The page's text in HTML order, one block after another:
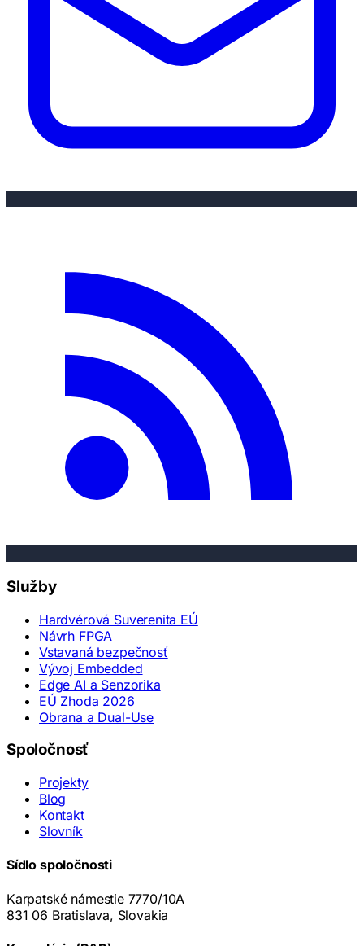
Služby
Hardvérová Suverenita EÚ
Návrh FPGA
Vstavaná bezpečnosť
Vývoj Embedded
Edge AI a Senzorika
EÚ Zhoda 2026
Obrana a Dual-Use
Spoločnosť
Projekty
Blog
Kontakt
Slovník
Sídlo spoločnosti
Karpatské námestie 7770/10A
831 06 Bratislava, Slovakia